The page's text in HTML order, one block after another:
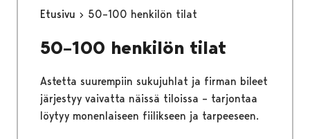
Etusivu 50–100 henkilön tilat
50–100 henkilön tilat
Astetta suurempiin sukujuhlat ja firman bileet
järjestyy vaivatta näissä tiloissa – tarjontaa
löytyy monenlaiseen fiilikseen ja tarpeeseen.